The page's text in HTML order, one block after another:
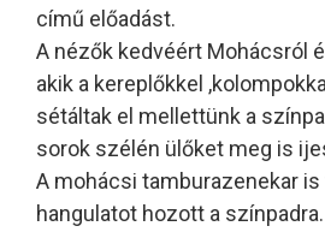
című előadást.
A nézők kedvéért Mohácsról
akik a kereplőkkel
sétáltak el mellettünk a
sorok szélén ülőket meg is
A mohácsi tamburazenekar
hangulatot hozott a színpadra.